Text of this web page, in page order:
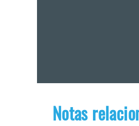
Notas